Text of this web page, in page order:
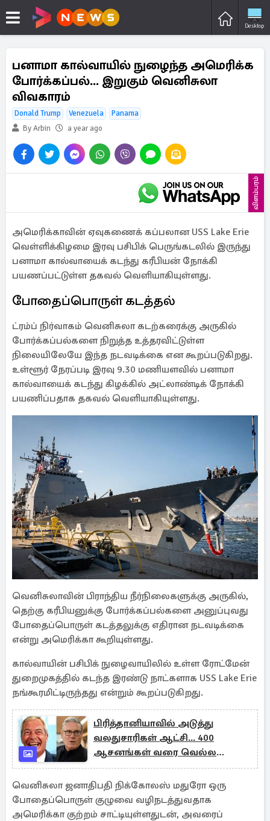
Desktop
பனாமா கால்வாயில் நுழைந்த அமெரிக்க
போர்க்கப்பல்... இறுகும் வெனிசுலா
விவகாரம்
Donald Trump Venezuela
Panama
By Arbin
a year ago
விளம்பரம்
அமெரிக்காவின் ஏவுகணைக் கப்பலான USS Lake Erie
வெள்ளிக்கிழமை இரவு பசிபிக் பெருங்கடலில் இருந்து
பனாமா கால்வாயைக் கடந்து கரீபியன் நோக்கி
பயணப்பட்டுள்ள தகவல் வெளியாகியுள்ளது.
போதைப்பொருள் கடத்தல்
ட்ரம்ப் நிர்வாகம் வெனிசுலா கடற்கரைக்கு அருகில்
போர்க்கப்பல்களை நிறுத்த உத்தரவிட்டுள்ள
நிலையிலேயே இந்த நடவடிக்கை என கூறப்படுகிறது.
உள்ளூர் நேரப்படி இரவு 9.30 மணியளவில் பனாமா
கால்வாயைக் கடந்து கிழக்கில் அட்லாண்டிக் நோக்கி
பயணிப்பதாக தகவல் வெளியாகியுள்ளது.
வெனிசுலாவின் பிராந்திய நீர்நிலைகளுக்கு அருகில்,
தெற்கு கரீபியனுக்கு போர்க்கப்பல்களை அனுப்புவது
போதைப்பொருள் கடத்தலுக்கு எதிரான நடவடிக்கை
என்று அமெரிக்கா கூறியுள்ளது.
கால்வாயின் பசிபிக் நுழைவாயிலில் உள்ள ரோட்மேன்
துறைமுகத்தில் கடந்த இரண்டு நாட்களாக USS Lake Erie
நங்கூரமிட்டிருந்தது என்றும் கூறப்படுகிறது.
பிரித்தானியாவில் அடுத்து
வலதுசாரிகள் ஆட்சி... 400
ஆசனங்கள் வரை வெல்ல
வாய்ப்பு
வெனிசுலா ஜனாதிபதி நிக்கோலஸ் மதுரோ ஒரு
போதைப்பொருள் குழுவை வழிநடத்துவதாக
அமெரிக்கா குற்றம் சாட்டியுள்ளதுடன், அவரைப்